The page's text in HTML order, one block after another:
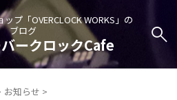
プ「OVERCLOCK WORKS」の
ブログ
ークロックCafe
お知らせ >